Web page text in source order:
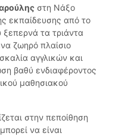
στη Νάξο
εκπαίδευσης από το
τα τριάντα
ζωηρό πλαίσιο
αγγλικών και
βαθύ ενδιαφέροντος
μαθησιακού
στην πεποίθηση
να είναι